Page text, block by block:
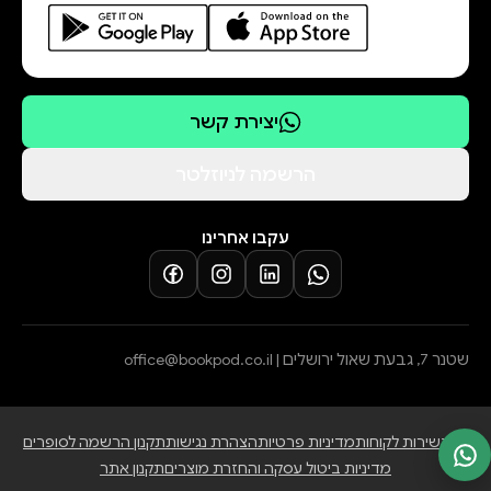
from expensive and time consuming
manual security processes.
This book is licensed under CC BY
יצירת קשר
עקבו אחרינו
שטנר 7, גבעת שאול ירושלים | office@bookpod.co.il
בלוגשירות לקוחותמדיניות פרטיותהצהרת נגישותתקנון הרשמה לסופרים
מדיניות ביטול עסקה והחזרת מוצריםתקנון אתר